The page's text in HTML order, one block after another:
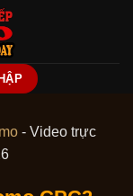
- Video trực